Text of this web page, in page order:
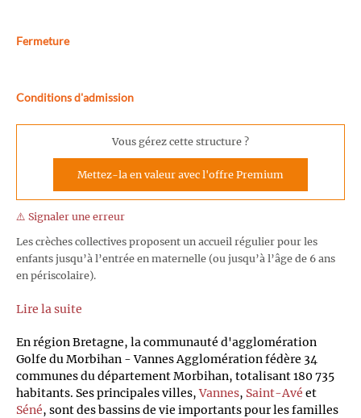
Fermeture
Conditions d'admission
Vous gérez cette structure ?
Mettez-la en valeur avec l'offre Premium
⚠️ Signaler une erreur
Les crèches collectives proposent un accueil régulier pour les
enfants jusqu’à l’entrée en maternelle (ou jusqu’à l’âge de 6 ans
en périscolaire).
Lire la suite
En région Bretagne, la communauté d'agglomération
Golfe du Morbihan - Vannes Agglomération fédère 34
communes du département Morbihan, totalisant 180 735
habitants. Ses principales villes,Vannes, Saint-Avé et
Séné, sont des bassins de vie importants pour les familles